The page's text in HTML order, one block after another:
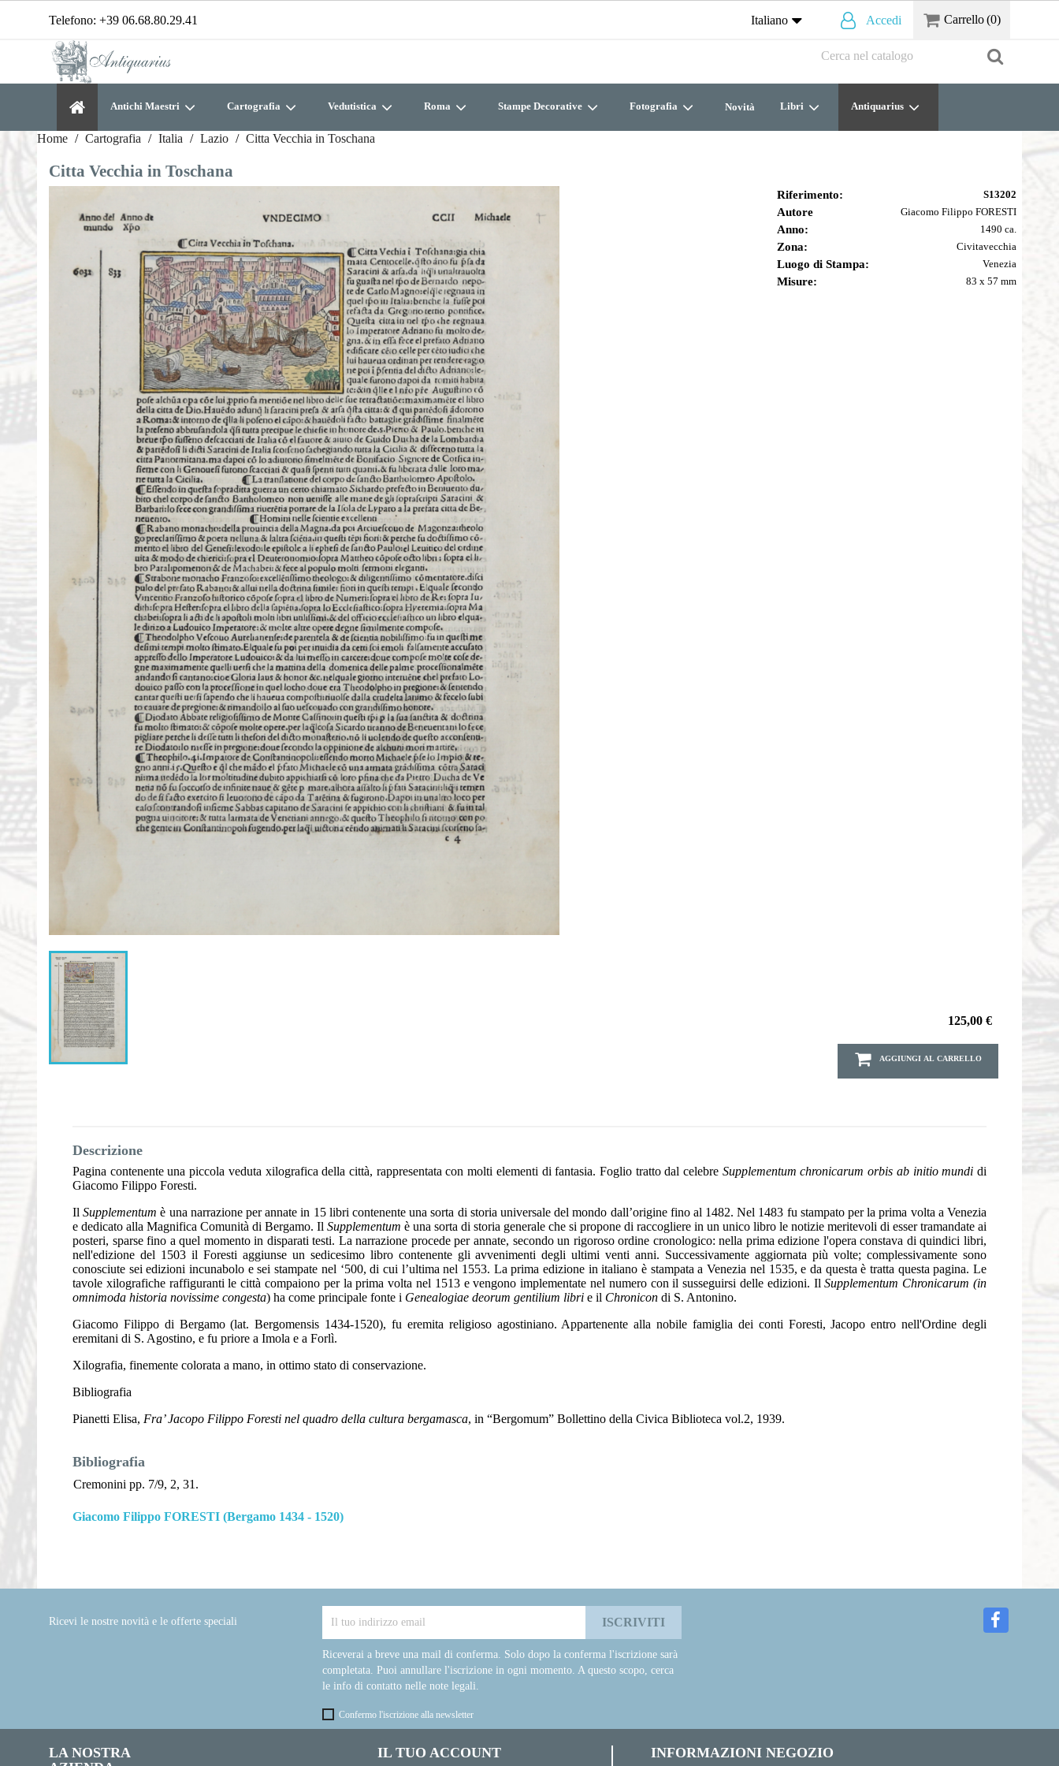
Telefono: +39 06.68.80.29.41 Italiano Accedi Carrello(0)
Antichi Maestri Cartografia Vedutistica Roma Stampe Decorative Fotografia Novità Libri Antiquarius
Home Cartografia Italia Lazio Citta Vecchia in Toschana
Citta Vecchia in Toschana
Riferimento: S13202
Autore Giacomo Filippo FORESTI
Anno: 1490 ca.
Zona: Civitavecchia
Luogo di Stampa: Venezia
Misure: 83 x 57 mm
125,00 €
AGGIUNGI AL CARRELLO
Descrizione
Pagina contenente una piccola veduta xilografica della città, rappresentata con molti elementi di fantasia. Foglio tratto dal celebre Supplementum chronicarum orbis ab initio mundi di
Giacomo Filippo Foresti.
IlSupplementumè una narrazione per annate in 15 libri contenente una sorta di storia universale del mondo dall’origine fino al 1482. Nel 1483 fu stampato per la prima volta a Venezia
e dedicato alla Magnifica Comunità di Bergamo. Il Supplementum è una sorta di storia generale che si propone di raccogliere in un unico libro le notizie meritevoli di esser tramandate ai
posteri, sparse fino a quel momento in disparati testi. La narrazione procede per annate, secondo un rigoroso ordine cronologico: nella prima edizione l'opera constava di quindici libri,
nell'edizione del 1503 il Foresti aggiunse un sedicesimo libro contenente gli avvenimenti degli ultimi venti anni. Successivamente aggiornata più volte; complessivamente sono
conosciute sei edizioni incunabolo e sei stampate nel ‘500, di cui l’ultima nel 1553. La prima edizione in italiano è stampata a Venezia nel 1535, e da questa è tratta questa pagina. Le
tavole xilografiche raffiguranti le città compaiono per la prima volta nel 1513 e vengono implementate nel numero con il susseguirsi delle edizioni. IlSupplementum Chronicarum (in
omnimoda historia novissime congesta) ha come principale fonte i Genealogiae deorum gentilium libri e il Chronicon di S. Antonino.
Giacomo Filippo di Bergamo (lat. Bergomensis 1434-1520), fu eremita religioso agostiniano. Appartenente alla nobile famiglia dei conti Foresti, Jacopo entro nell'Ordine degli
eremitani di S. Agostino, e fu priore a Imola e a Forlì.
Xilografia, finemente colorata a mano, in ottimo stato di conservazione.
Bibliografia
Pianetti Elisa, Fra’ Jacopo Filippo Foresti nel quadro della cultura bergamasca, in “Bergomum” Bollettino della Civica Biblioteca vol.2, 1939.
Bibliografia
Cremonini pp. 7/9, 2, 31.
Giacomo Filippo FORESTI (Bergamo 1434 - 1520)
Ricevi le nostre novità e le offerte speciali
Riceverai a breve una mail di conferma. Solo dopo la conferma l'iscrizione sarà
completata. Puoi annullare l'iscrizione in ogni momento. A questo scopo, cerca
le info di contatto nelle note legali.
Confermo l'iscrizione alla newsletter
LA NOSTRA
IL TUO ACCOUNT INFORMAZIONI NEGOZIO